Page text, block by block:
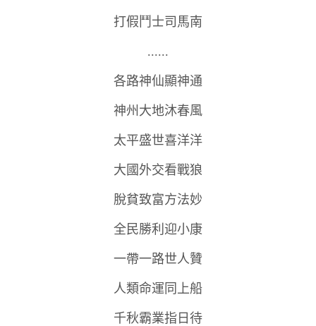
打假鬥士司馬南
......
各路神仙顯神通
神州大地沐春風
太平盛世喜洋洋
大國外交看戰狼
脫貧致富方法妙
全民勝利迎小康
一帶一路世人贊
人類命運同上船
千秋霸業指日待